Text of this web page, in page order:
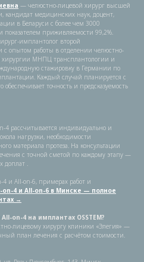
— челюстно-лицевой хирург высшей
кандидат медицинских наук, доцент,
в Беларуси с более чем 3000
приживляемости 99,2%.
имплантолог второй
с опытом работы в отделении челюстно-
хирургии МНПЦ трансплантологии и
стажировку в Германии по
Каждый случай планируется с
обеспечивает точность и предсказуемость
4 рассчитывается индивидуально и
нагрузки, необходимости
материала протеза. На консультации
с точной сметой по каждому этапу —
доплат .
4 и All-on-6, примерах работ и
on-4 и All-on-6 в Минске — полное
→
on-4 на имплантах OSSTEM?
лицевому хирургу клиники «Элегия» —
план лечения с расчётом стоимости.